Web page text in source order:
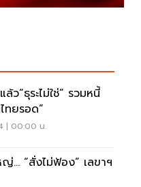
ธุระไม่ใช่” รวมหนี้
ทยรอด”
| 00:00 น.
... “สั่งไม่ฟ้อง” เลขาฯ